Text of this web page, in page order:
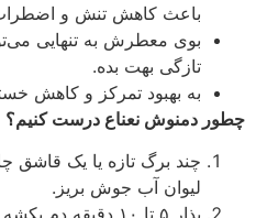
باعث کاهش تنش و اضطراب
بوی معطرش به تنهایی
تازگی بهت بده.
به بهبود تمرکز و کاهش
دمنوش نعناع درست کنیم؟
چند برگ تازه یا یک قاشق
لیوان آب جوش بریز.